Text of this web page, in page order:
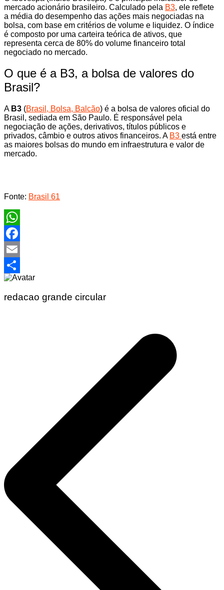
mercado acionário brasileiro. Calculado pela B3, ele reflete
a média do desempenho das ações mais negociadas na
bolsa, com base em critérios de volume e liquidez. O índice
é composto por uma carteira teórica de ativos, que
representa cerca de 80% do volume financeiro total
negociado no mercado.
O que é a B3, a bolsa de valores do
Brasil?
A B3 (Brasil, Bolsa, Balcão) é a bolsa de valores oficial do
Brasil, sediada em São Paulo. É responsável pela
negociação de ações, derivativos, títulos públicos e
privados, câmbio e outros ativos financeiros. A B3 está entre
as maiores bolsas do mundo em infraestrutura e valor de
mercado.
Fonte: Brasil 61
WhatsApp
Facebook
Email
Share
redacao grande circular